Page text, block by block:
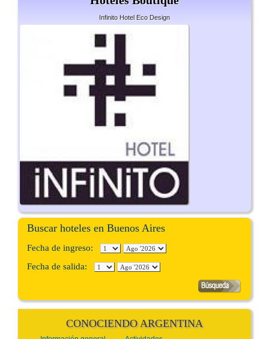
Infinito Hotel Eco Design
Buscar hoteles en Buenos Aires
Fecha de ingreso:
Fecha de salida:
CONOCIENDO ARGENTINA